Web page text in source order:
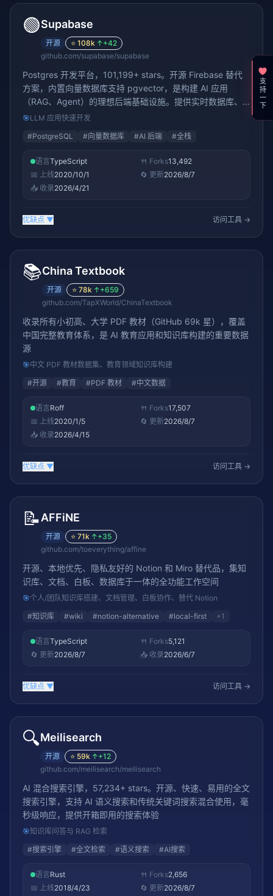
🟢Supabase
开源 ⭐ 108k ↑+42
github.com/supabase/supabase
Postgres 开发平台，101,199+ stars。开源 Firebase 替代
方案，内置向量数据库支持 pgvector，是构建 AI 应用
（RAG、Agent）的理想后端基础设施。提供实时数据库、
认证、存储、Edge Functions 等全栈能力。
🎯LLM 应用快速开发
#PostgreSQL #向量数据库 #AI 后端 #全栈
语言TypeScript 🍴 Forks13,492
📅 上线2020/10/1 🔄 更新2026/8/7
📥 收录2026/4/21
优缺点 ▼ 访问工具 →
📚China Textbook
开源 ⭐ 78k ↑+659
github.com/TapXWorld/ChinaTextbook
收录所有小初高、大学 PDF 教材（GitHub 69k 星），覆盖
中国完整教育体系，是 AI 教育应用和知识库构建的重要数据
源
🎯中文 PDF 教材数据集、教育领域知识库构建
#开源 #教育 #PDF 教材 #中文数据
语言Roff 🍴 Forks17,507
📅 上线2020/1/5 🔄 更新2026/8/7
📥 收录2026/4/15
优缺点 ▼ 访问工具 →
📝AFFiNE
开源 ⭐ 71k ↑+35
github.com/toeverything/affine
开源、本地优先、隐私友好的 Notion 和 Miro 替代品，集知
识库、文档、白板、数据库于一体的全功能工作空间
🎯个人/团队知识库搭建、文档管理、白板协作、替代 Notion
#知识库 #wiki #notion-alternative #local-first +1
语言TypeScript 🍴 Forks5,121
🔄 更新2026/8/7 📥 收录2026/6/7
优缺点 ▼ 访问工具 →
🔍Meilisearch
开源 ⭐ 59k ↑+12
github.com/meilisearch/meilisearch
AI 混合搜索引擎，57,234+ stars。开源、快速、易用的全文
搜索引擎，支持 AI 语义搜索和传统关键词搜索混合使用，毫
秒级响应，提供开箱即用的搜索体验
🎯知识库问答与 RAG 检索
#搜索引擎 #全文检索 #语义搜索 #AI搜索
语言Rust 🍴 Forks2,656
📅 上线2018/4/23 🔄 更新2026/8/7
支持一下